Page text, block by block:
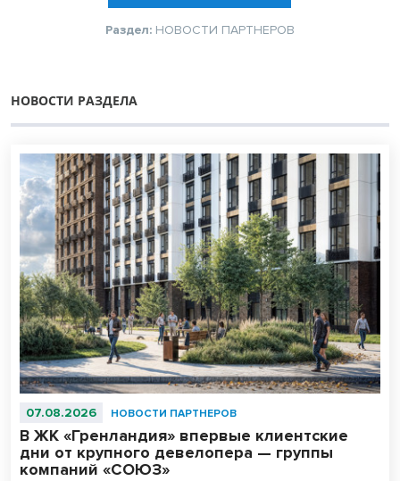
Раздел: НОВОСТИ ПАРТНЕРОВ
НОВОСТИ РАЗДЕЛА
07.08.2026 НОВОСТИ ПАРТНЕРОВ
В ЖК «Гренландия» впервые клиентские
дни от крупного девелопера — группы
компаний «СОЮЗ»